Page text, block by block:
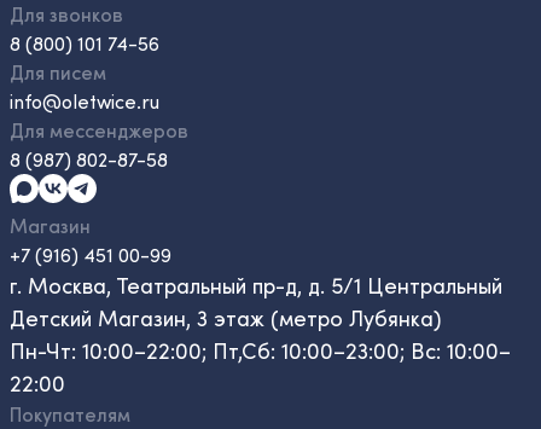
Для звонков
8 (800) 101 74-56
Для писем
info@oletwice.ru
Для мессенджеров
8 (987) 802-87-58
Магазин
+7 (916) 451 00-99
г. Москва, Театральный пр-д, д. 5/1 Центральный
Детский Магазин, 3 этаж (метро Лубянка)
Пн-Чт: 10:00–22:00; Пт,Сб: 10:00–23:00; Вс: 10:00–
22:00
Покупателям